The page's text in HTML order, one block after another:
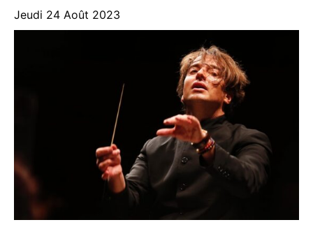
Jeudi 24 Août 2023